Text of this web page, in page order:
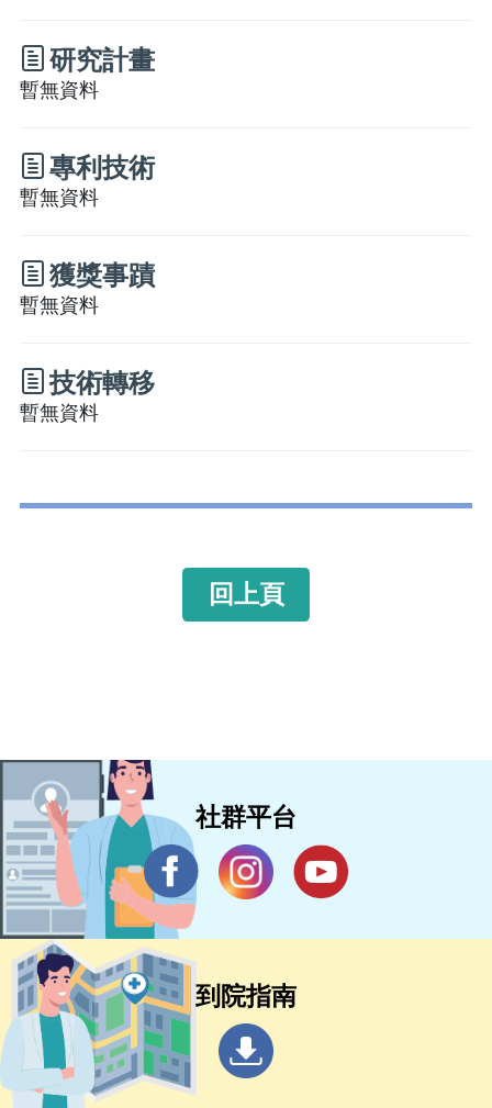
研究計畫
暫無資料
專利技術
暫無資料
獲獎事蹟
暫無資料
技術轉移
暫無資料
回上頁
社群平台
到院指南